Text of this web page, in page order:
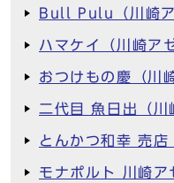
Bull Pulu（川崎ア
ハマケイ（川崎ア
おつけもの慶（川
二代目 魚日出（川
とんかつ和幸 売店
モナポルト 川崎ア